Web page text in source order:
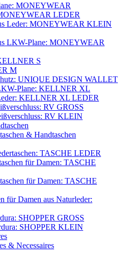
MONEYWEAR
LEDER
Leder: MONEYWEAR KLEIN
LKW-Plane: MONEYWEAR
S
M
UNIQUE DESIGN WALLET
Plane: KELLNER XL
KELLNER XL LEDER
RV GROSS
RV KLEIN
& Handtaschen
TASCHE LEDER
für Damen: TASCHE
für Damen: TASCHE
für Damen aus Naturleder:
SHOPPER GROSS
SHOPPER KLEIN
& Necessaires